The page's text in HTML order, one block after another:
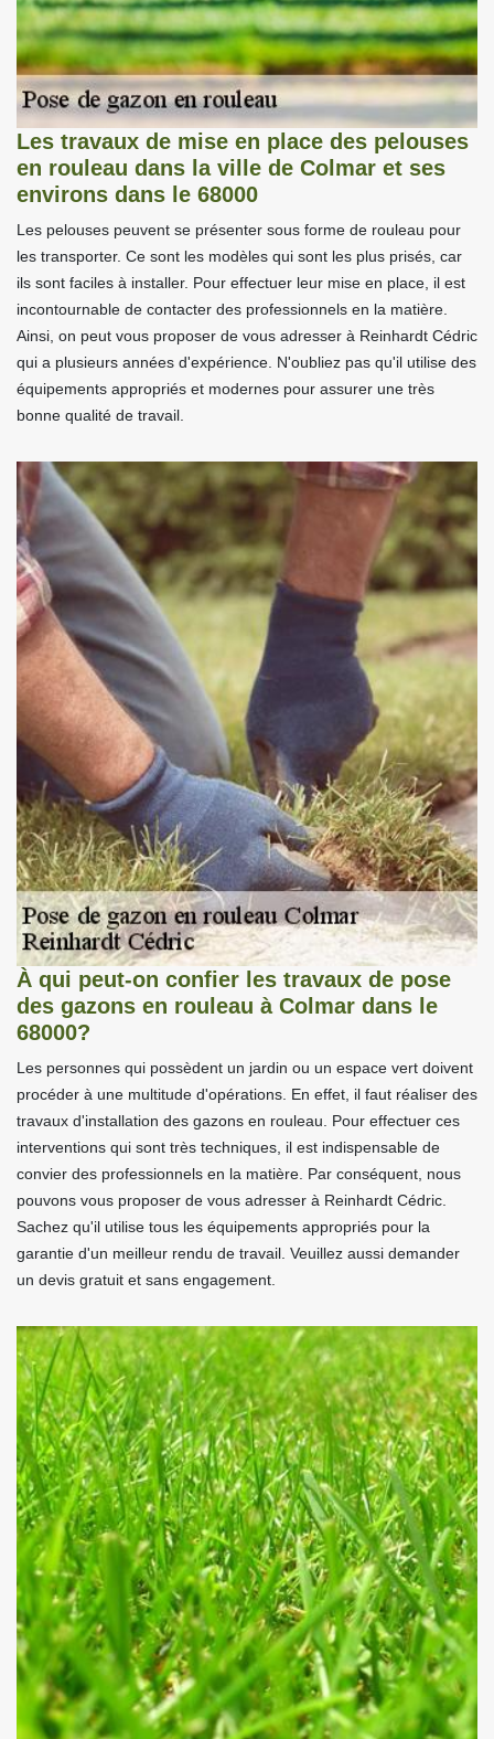
Les travaux de mise en place des pelouses
en rouleau dans la ville de Colmar et ses
environs dans le 68000
Les pelouses peuvent se présenter sous forme de rouleau pour
les transporter. Ce sont les modèles qui sont les plus prisés, car
ils sont faciles à installer. Pour effectuer leur mise en place, il est
incontournable de contacter des professionnels en la matière.
Ainsi, on peut vous proposer de vous adresser à Reinhardt Cédric
qui a plusieurs années d'expérience. N'oubliez pas qu'il utilise des
équipements appropriés et modernes pour assurer une très
bonne qualité de travail.
À qui peut-on confier les travaux de pose
des gazons en rouleau à Colmar dans le
68000?
Les personnes qui possèdent un jardin ou un espace vert doivent
procéder à une multitude d'opérations. En effet, il faut réaliser des
travaux d'installation des gazons en rouleau. Pour effectuer ces
interventions qui sont très techniques, il est indispensable de
convier des professionnels en la matière. Par conséquent, nous
pouvons vous proposer de vous adresser à Reinhardt Cédric.
Sachez qu'il utilise tous les équipements appropriés pour la
garantie d'un meilleur rendu de travail. Veuillez aussi demander
un devis gratuit et sans engagement.